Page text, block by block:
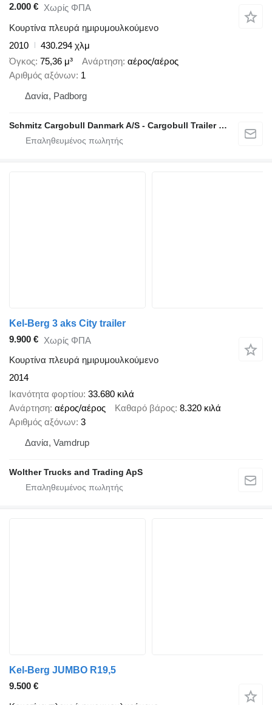
2.000 € Χωρίς ΦΠΑ
Κουρτίνα πλευρά ημιρυμουλκούμενο
2010
430.294 χλμ
Όγκος 75,36 μ³ Ανάρτηση αέρος/αέρος
Αριθμός αξόνων 1
Δανία, Padborg
Schmitz Cargobull Danmark A/S - Cargobull Trailer Store
Kel-Berg 3 aks City trailer
9.900 € Χωρίς ΦΠΑ
Κουρτίνα πλευρά ημιρυμουλκούμενο
2014
Ικανότητα φορτίου 33.680 κιλά
Ανάρτηση αέρος/αέρος Καθαρό βάρος 8.320 κιλά
Αριθμός αξόνων 3
Δανία, Vamdrup
Wolther Trucks and Trading ApS
Kel-Berg JUMBO R19,5
9.500 €